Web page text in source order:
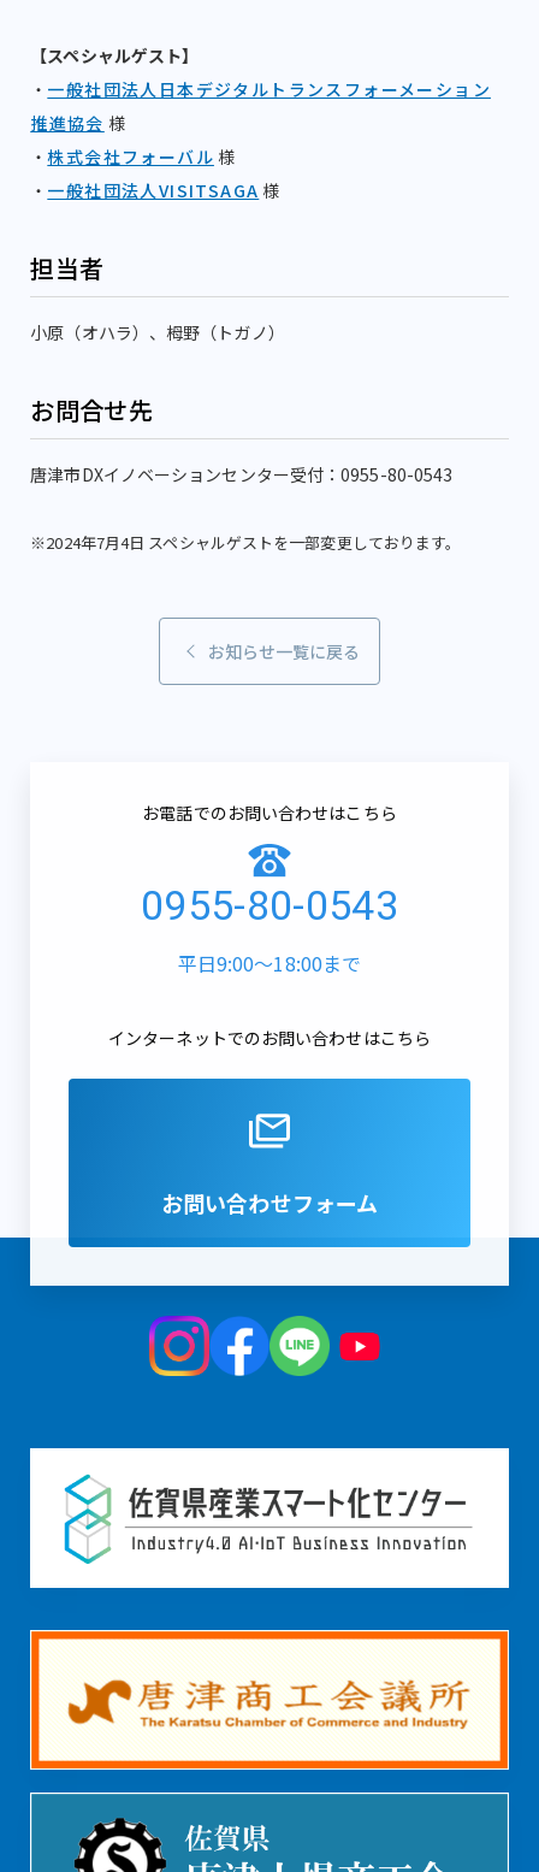
【スペシャルゲスト】
・ 一般社団法人日本デジタルトランスフォーメーション
推進協会 様
・株式会社フォーバル 様
・ 一般社団法人VISITSAGA 様
担当者
小原（オハラ）、栂野（トガノ）
お問合せ先
唐津市DXイノベーションセンター受付：0955-80-0543
※2024年7月4日 スペシャルゲストを一部変更しております。
お知らせ一覧に戻る
お電話でのお問い合わせはこちら
0955-80-0543
平日9:00～18:00まで
インターネットでのお問い合わせはこちら
お問い合わせフォーム